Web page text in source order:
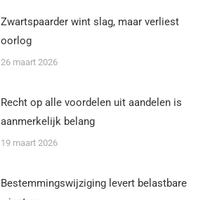
Zwartspaarder wint slag, maar verliest
oorlog
26 maart 2026
Recht op alle voordelen uit aandelen is
aanmerkelijk belang
19 maart 2026
Bestemmingswijziging levert belastbare